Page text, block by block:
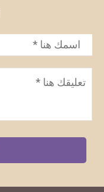
الاسم *
تعليق